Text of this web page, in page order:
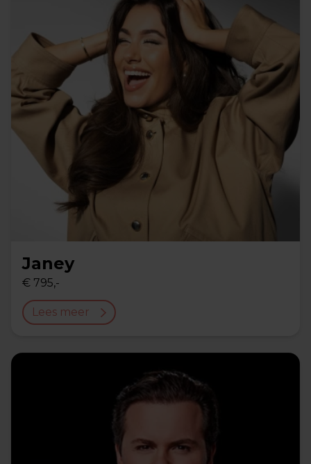
Janey
€ 795,-
Lees meer